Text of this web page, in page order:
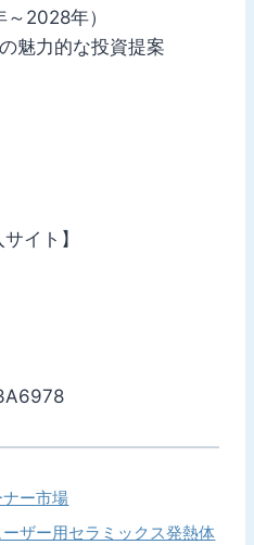
2028年）
魅力的な投資提案
イト】
ー市場
ザー用セラミックス発熱体